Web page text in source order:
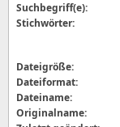
Suchbegriff(e):
Stichwörter:
Dateigröße:
Dateiformat:
Dateiname:
Originalname: